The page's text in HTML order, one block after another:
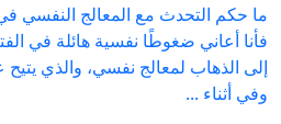
ما حكم التحدث مع المعالج النفسي
فأنا أعاني ضغوطًا نفسية هائلة في
إلى الذهاب لمعالج نفسي، والذي
وفي أثناء ...